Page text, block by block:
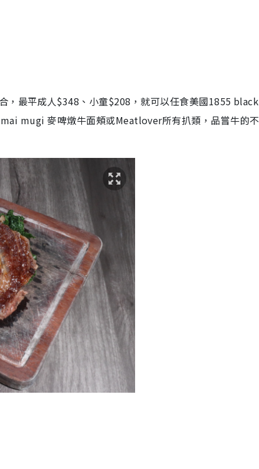
，最平成人$348、小童$208，就可以任食美國1855 black
mugi 麥啤燉牛面頰或Meatlover所有扒類，品嘗牛的